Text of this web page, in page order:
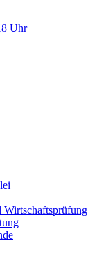
Uhr
Wirtschaftsprüfung